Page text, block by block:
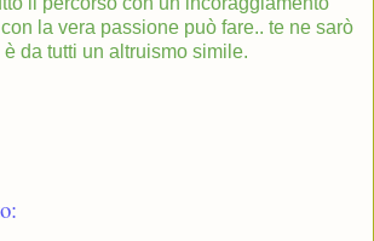
la vera passione può fare.. te ne sarò
da tutti un altruismo simile.